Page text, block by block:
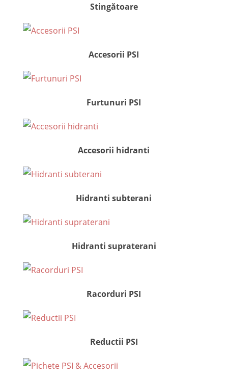
Stingătoare
Accesorii PSI
Furtunuri PSI
Accesorii hidranti
Hidranti subterani
Hidranti supraterani
Racorduri PSI
Reductii PSI